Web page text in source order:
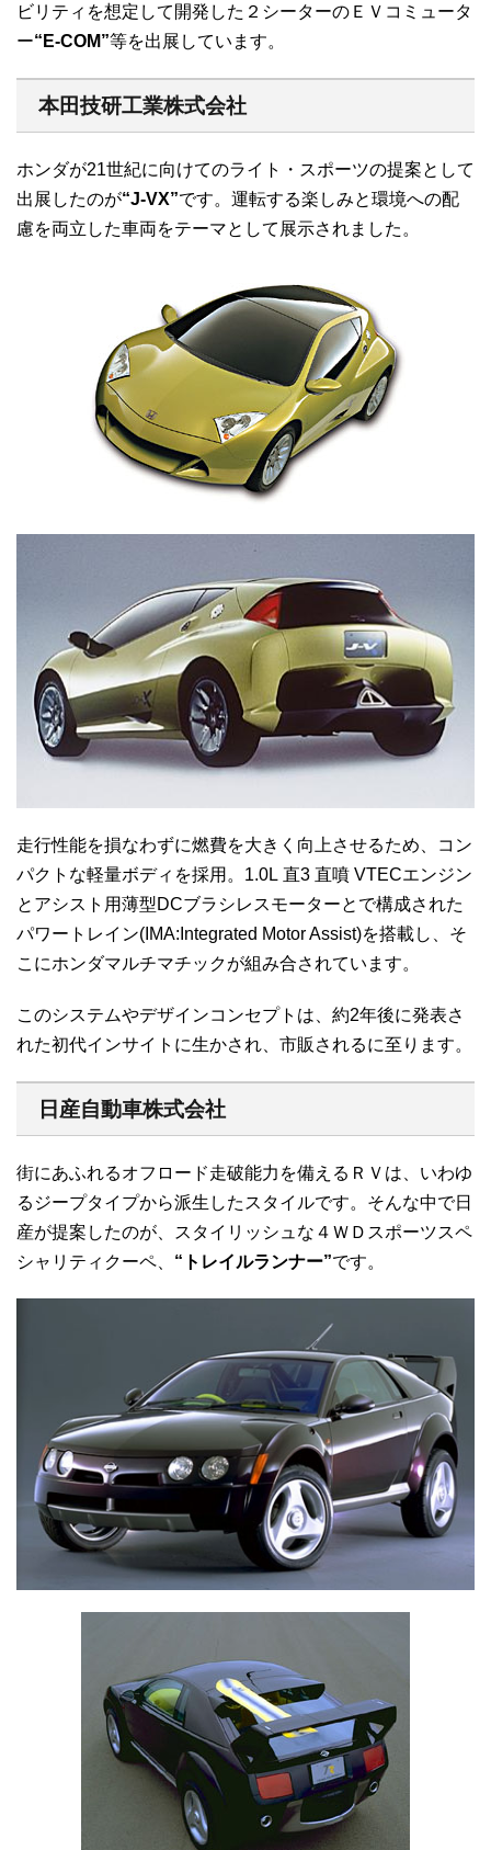
ビリティを想定して開発した２シーターのＥＶコミュータ
ー“E-COM”等を出展しています。
本田技研工業株式会社
ホンダが21世紀に向けてのライト・スポーツの提案として
出展したのが“J-VX”です。運転する楽しみと環境への配
慮を両立した車両をテーマとして展示されました。
走行性能を損なわずに燃費を大きく向上させるため、コン
パクトな軽量ボディを採用。1.0L 直3 直噴 VTECエンジン
とアシスト用薄型DCブラシレスモーターとで構成された
パワートレイン(IMA:Integrated Motor Assist)を搭載し、そ
こにホンダマルチマチックが組み合されています。
このシステムやデザインコンセプトは、約2年後に発表さ
れた初代インサイトに生かされ、市販されるに至ります。
日産自動車株式会社
街にあふれるオフロード走破能力を備えるＲＶは、いわゆ
るジープタイプから派生したスタイルです。そんな中で日
産が提案したのが、スタイリッシュな４ＷＤスポーツスペ
シャリティクーペ、 “トレイルランナー”です。